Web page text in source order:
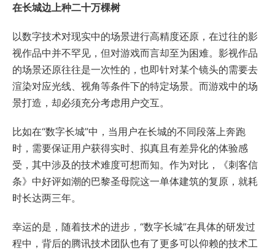
在长城边上种二十万棵树
以数字技术对现实中的场景进行高精度还原，在过往的影
视作品中并不罕见，但对游戏而言却至为困难。影视作品
的场景还原往往是一次性的，也即针对某个镜头的需要去
渲染对应光线、视角等条件下的特定场景。而游戏中的场
景打造，却必须充分考虑用户交互。
比如在“数字长城”中，当用户在长城的不同段落上奔跑
时，需要保证用户获得实时、拟真且有差异化的体验感
受，其中涉及的技术难度可想而知。作为对比，《刺客信
条》中好评如潮的巴黎圣母院这一单体建筑的复原，就耗
时长达两三年。
幸运的是，随着技术的进步，“数字长城”在具体的研发过
程中，背后的腾讯技术团队也有了更多可以仰赖的技术工